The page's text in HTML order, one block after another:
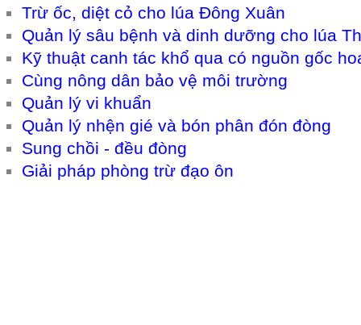
Trừ ốc, diệt cỏ cho lúa Đông Xuân
Quản lý sâu bệnh và dinh dưỡng cho lúa
Kỹ thuật canh tác khổ qua có nguồn gốc
Cùng nông dân bảo vệ môi trường
Quản lý vi khuẩn
Quản lý nhện gié và bón phân đón đòng
Sung chồi - đều đòng
Giải pháp phòng trừ đạo ôn